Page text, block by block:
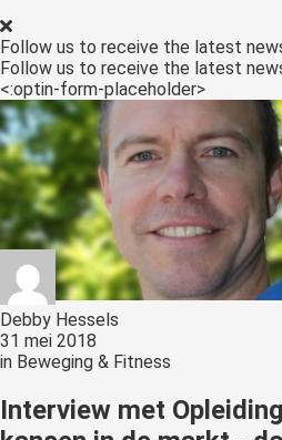
Follow us to receive the latest
Follow us to receive the latest
<:optin-form-placeholder>
Debby Hessels
31 mei 2018
in Beweging & Fitness
Interview met
deze
kan de
niet
worden
om
te
over
op